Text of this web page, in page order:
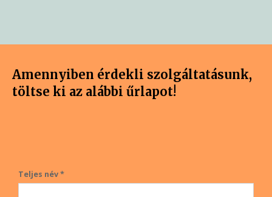
Amennyiben érdekli szolgáltatásunk,
töltse ki az alábbi űrlapot!
Teljes név *